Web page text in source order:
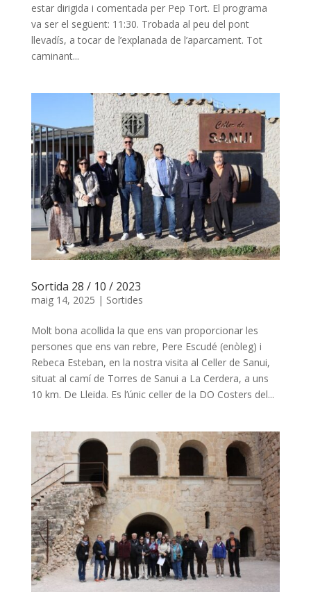
estar dirigida i comentada per Pep Tort. El programa
va ser el següent: 11:30. Trobada al peu del pont
llevadís, a tocar de l’explanada de l’aparcament. Tot
caminant...
Sortida 28 / 10 / 2023
maig 14, 2025 | Sortides
Molt bona acollida la que ens van proporcionar les
persones que ens van rebre, Pere Escudé (enòleg) i
Rebeca Esteban, en la nostra visita al Celler de Sanui,
situat al camí de Torres de Sanui a La Cerdera, a uns
10 km. De Lleida. Es l’únic celler de la DO Costers del...